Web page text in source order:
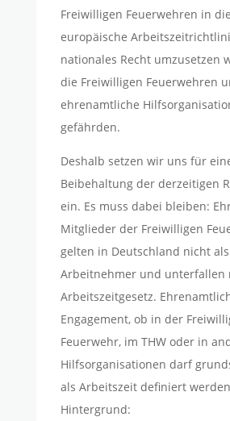
Freiwilligen Feuerwehren in die
europäische
nationales Recht umzusetzen
die Freiwilligen Feuerwehren
ehrenamtliche
gefährden.
Deshalb setzen wir uns für
Beibehaltung der derzeitigen
ein. Es muss dabei bleiben:
Mitglieder der Freiwilligen
gelten in Deutschland nicht als
Arbeitnehmer und unterfallen
Arbeitszeitgesetz.
Engagement, ob in der
Feuerwehr, im THW oder in
Hilfsorganisationen darf
als Arbeitszeit definiert
Hintergrund: